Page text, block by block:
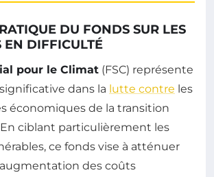
DU FONDS SUR LES
EN DIFFICULTÉ
pour le Climat (FSC) représente
dans la lutte contre les
économiques de la transition
ciblant particulièrement les
ce fonds vise à atténuer
des coûts